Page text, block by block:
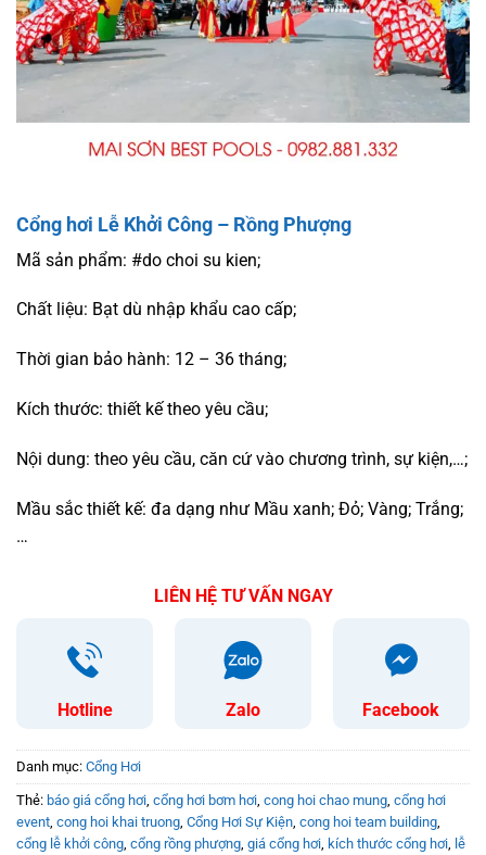
Cổng hơi Lễ Khởi Công – Rồng Phượng
Mã sản phẩm: #do choi su kien;
Chất liệu: Bạt dù nhập khẩu cao cấp;
Thời gian bảo hành: 12 – 36 tháng;
Kích thước: thiết kế theo yêu cầu;
Nội dung: theo yêu cầu, căn cứ vào chương trình, sự kiện,…;
Mầu sắc thiết kế: đa dạng như Mầu xanh; Đỏ; Vàng; Trắng;
…
LIÊN HỆ TƯ VẤN NGAY
Hotline Zalo Facebook
Danh mục: Cổng Hơi
Thẻ: báo giá cổng hơi, cổng hơi bơm hơi, cong hoi chao mung, cổng hơi
event, cong hoi khai truong, Cổng Hơi Sự Kiện, cong hoi team building,
cổng lễ khởi công, cổng rồng phượng, giá cổng hơi, kích thước cổng hơi, lễ